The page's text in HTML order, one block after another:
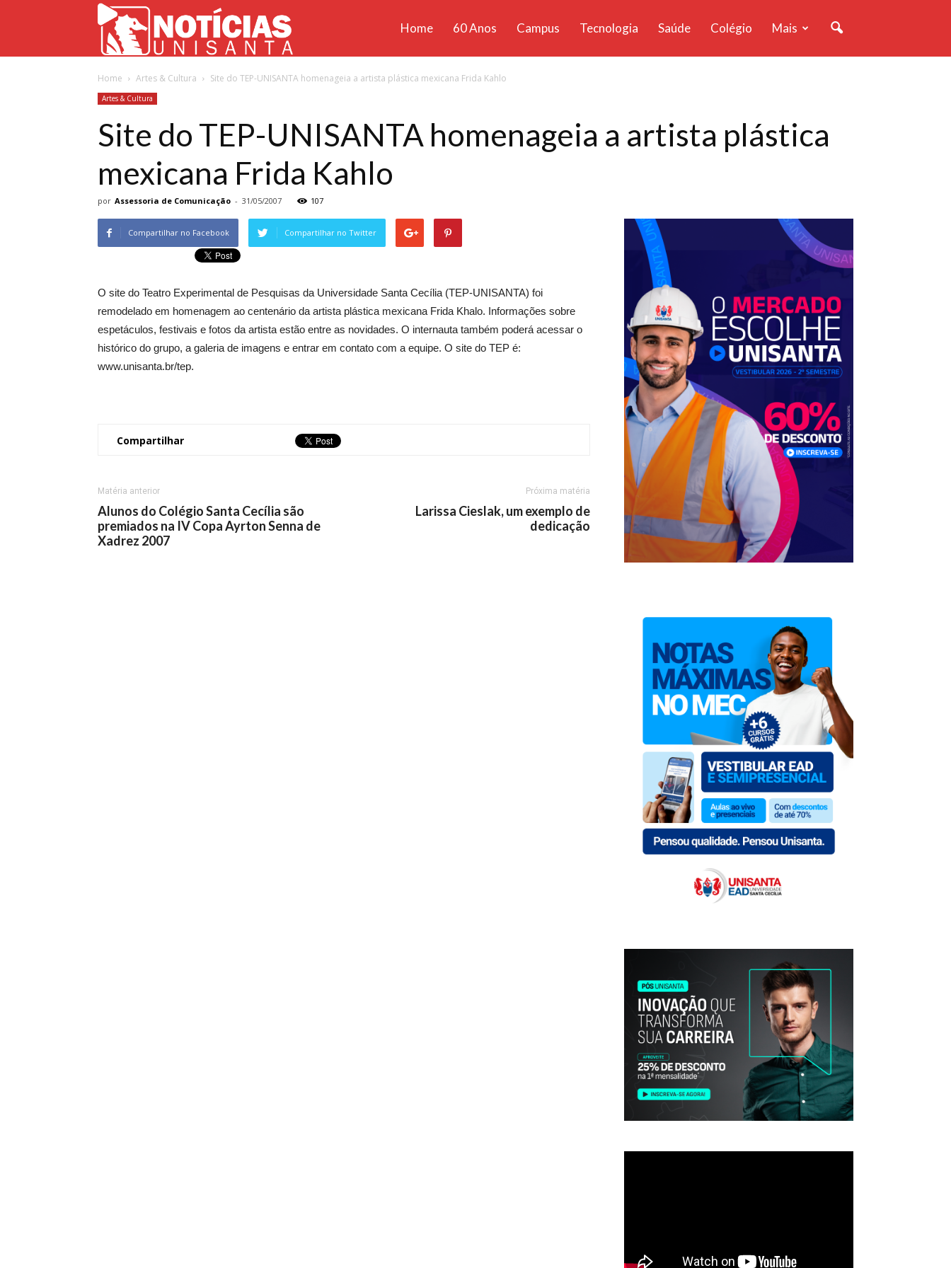
Unisanta
Home 60 Anos Campus Tecnologia Saúde Colégio Mais
Home Artes & Cultura Site do TEP-UNISANTA homenageia a artista plástica mexicana Frida Kahlo
Artes & Cultura
Site do TEP-UNISANTA homenageia a artista plástica
mexicana Frida Kahlo
por Assessoria de Comunicação - 31/05/2007 107
Compartilhar no Facebook Compartilhar no Twitter
O site do Teatro Experimental de Pesquisas da Universidade Santa Cecília (TEP-UNISANTA) foi
remodelado em homenagem ao centenário da artista plástica mexicana Frida Khalo. Informações sobre
espetáculos, festivais e fotos da artista estão entre as novidades. O internauta também poderá acessar o
histórico do grupo, a galeria de imagens e entrar em contato com a equipe. O site do TEP é:
www.unisanta.br/tep.
Compartilhar
Matéria anterior
Alunos do Colégio Santa Cecília são
premiados na IV Copa Ayrton Senna de
Xadrez 2007
Próxima matéria
Larissa Cieslak, um exemplo de
dedicação